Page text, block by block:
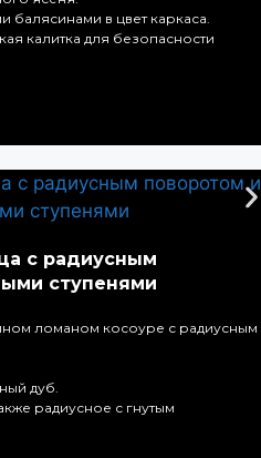
балясинами в цвет каркаса.
калитка для безопасности
с радиусным
ступенями
ломаном косоуре с радиусным
дуб.
радиусное с гнутым